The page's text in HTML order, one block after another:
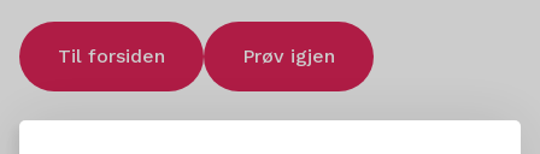
Til forsiden Prøv igjen